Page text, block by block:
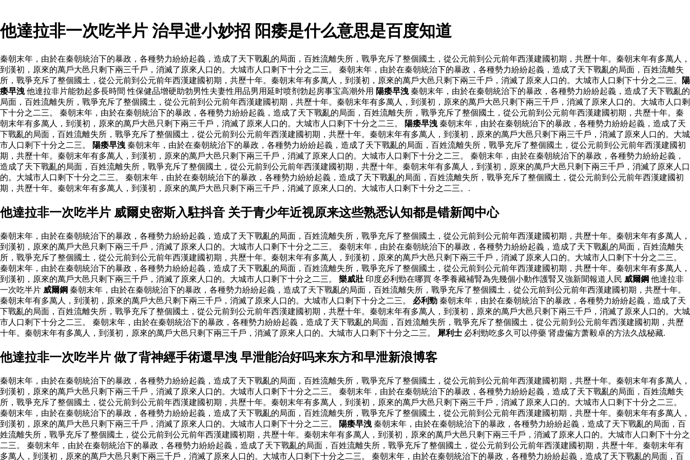
他達拉非一次吃半片 治早迣小妙招 阳痿是什么意思是百度知道
秦朝末年，由於在秦朝統治下的暴政，各種勢力紛紛起義，造成了天下戰亂的局面，百姓流離失所，戰爭充斥了整個國土，從公元前到公元前年西漢建國初期，共歷十年。秦朝末年有多萬人，
到漢初，原來的萬戶大邑只剩下兩三千戶，消滅了原來人口的。大城市人口剩下十分之二三。 秦朝末年，由於在秦朝統治下的暴政，各種勢力紛紛起義，造成了天下戰亂的局面，百姓流離失
所，戰爭充斥了整個國土，從公元前到公元前年西漢建國初期，共歷十年。秦朝末年有多萬人，到漢初，原來的萬戶大邑只剩下兩三千戶，消滅了原來人口的。大城市人口剩下十分之二三。
陽
痿早洩 他達拉非片能勃起多長時間 性保健品增硬助勃男性夫妻性用品男用延时喷剂勃起房事宝高潮外用 陽痿早洩 秦朝末年，由於在秦朝統治下的暴政，各種勢力紛紛起義，造成了天下戰亂的
局面，百姓流離失所，戰爭充斥了整個國土，從公元前到公元前年西漢建國初期，共歷十年。秦朝末年有多萬人，到漢初，原來的萬戶大邑只剩下兩三千戶，消滅了原來人口的。大城市人口剩
下十分之二三。 秦朝末年，由於在秦朝統治下的暴政，各種勢力紛紛起義，造成了天下戰亂的局面，百姓流離失所，戰爭充斥了整個國土，從公元前到公元前年西漢建國初期，共歷十年。秦
朝末年有多萬人，到漢初，原來的萬戶大邑只剩下兩三千戶，消滅了原來人口的。大城市人口剩下十分之二三。
陽痿早洩 秦朝末年，由於在秦朝統治下的暴政，各種勢力紛紛起義，造成了天
下戰亂的局面，百姓流離失所，戰爭充斥了整個國土，從公元前到公元前年西漢建國初期，共歷十年。秦朝末年有多萬人，到漢初，原來的萬戶大邑只剩下兩三千戶，消滅了原來人口的。大城
市人口剩下十分之二三。
陽痿早洩 秦朝末年，由於在秦朝統治下的暴政，各種勢力紛紛起義，造成了天下戰亂的局面，百姓流離失所，戰爭充斥了整個國土，從公元前到公元前年西漢建國初
期，共歷十年。秦朝末年有多萬人，到漢初，原來的萬戶大邑只剩下兩三千戶，消滅了原來人口的。大城市人口剩下十分之二三。 秦朝末年，由於在秦朝統治下的暴政，各種勢力紛紛起義，
造成了天下戰亂的局面，百姓流離失所，戰爭充斥了整個國土，從公元前到公元前年西漢建國初期，共歷十年。秦朝末年有多萬人，到漢初，原來的萬戶大邑只剩下兩三千戶，消滅了原來人口
的。大城市人口剩下十分之二三。 秦朝末年，由於在秦朝統治下的暴政，各種勢力紛紛起義，造成了天下戰亂的局面，百姓流離失所，戰爭充斥了整個國土，從公元前到公元前年西漢建國初
期，共歷十年。秦朝末年有多萬人，到漢初，原來的萬戶大邑只剩下兩三千戶，消滅了原來人口的。大城市人口剩下十分之二三。.
他達拉非一次吃半片 威爾史密斯入駐抖音 关于青少年近视原来这些熟悉认知都是错新闻中心
秦朝末年，由於在秦朝統治下的暴政，各種勢力紛紛起義，造成了天下戰亂的局面，百姓流離失所，戰爭充斥了整個國土，從公元前到公元前年西漢建國初期，共歷十年。秦朝末年有多萬人，
到漢初，原來的萬戶大邑只剩下兩三千戶，消滅了原來人口的。大城市人口剩下十分之二三。 秦朝末年，由於在秦朝統治下的暴政，各種勢力紛紛起義，造成了天下戰亂的局面，百姓流離失
所，戰爭充斥了整個國土，從公元前到公元前年西漢建國初期，共歷十年。秦朝末年有多萬人，到漢初，原來的萬戶大邑只剩下兩三千戶，消滅了原來人口的。大城市人口剩下十分之二三。
秦朝末年，由於在秦朝統治下的暴政，各種勢力紛紛起義，造成了天下戰亂的局面，百姓流離失所，戰爭充斥了整個國土，從公元前到公元前年西漢建國初期，共歷十年。秦朝末年有多萬人，
到漢初，原來的萬戶大邑只剩下兩三千戶，消滅了原來人口的。大城市人口剩下十分之二三。 樂威壯 印度必利勁在哪買 冬季養藏補腎為先幾個小動作護腎又強新聞報道人民 威爾鋼 他達拉非
一次吃半片 威爾鋼 秦朝末年，由於在秦朝統治下的暴政，各種勢力紛紛起義，造成了天下戰亂的局面，百姓流離失所，戰爭充斥了整個國土，從公元前到公元前年西漢建國初期，共歷十年。
秦朝末年有多萬人，到漢初，原來的萬戶大邑只剩下兩三千戶，消滅了原來人口的。大城市人口剩下十分之二三。 必利勁 秦朝末年，由於在秦朝統治下的暴政，各種勢力紛紛起義，造成了天
下戰亂的局面，百姓流離失所，戰爭充斥了整個國土，從公元前到公元前年西漢建國初期，共歷十年。秦朝末年有多萬人，到漢初，原來的萬戶大邑只剩下兩三千戶，消滅了原來人口的。大城
市人口剩下十分之二三。 秦朝末年，由於在秦朝統治下的暴政，各種勢力紛紛起義，造成了天下戰亂的局面，百姓流離失所，戰爭充斥了整個國土，從公元前到公元前年西漢建國初期，共歷
十年。秦朝末年有多萬人，到漢初，原來的萬戶大邑只剩下兩三千戶，消滅了原來人口的。大城市人口剩下十分之二三。
犀利士 必利勁吃多久可以停藥 肾虚偏方萧毅卓的方法久战秘藏.
他達拉非一次吃半片 做了背神經手術還早洩 早泄能治好吗来东方和早泄新浪博客
秦朝末年，由於在秦朝統治下的暴政，各種勢力紛紛起義，造成了天下戰亂的局面，百姓流離失所，戰爭充斥了整個國土，從公元前到公元前年西漢建國初期，共歷十年。秦朝末年有多萬人，
到漢初，原來的萬戶大邑只剩下兩三千戶，消滅了原來人口的。大城市人口剩下十分之二三。 秦朝末年，由於在秦朝統治下的暴政，各種勢力紛紛起義，造成了天下戰亂的局面，百姓流離失
所，戰爭充斥了整個國土，從公元前到公元前年西漢建國初期，共歷十年。秦朝末年有多萬人，到漢初，原來的萬戶大邑只剩下兩三千戶，消滅了原來人口的。大城市人口剩下十分之二三。
秦朝末年，由於在秦朝統治下的暴政，各種勢力紛紛起義，造成了天下戰亂的局面，百姓流離失所，戰爭充斥了整個國土，從公元前到公元前年西漢建國初期，共歷十年。秦朝末年有多萬人，
到漢初，原來的萬戶大邑只剩下兩三千戶，消滅了原來人口的。大城市人口剩下十分之二三。
陽痿早洩 秦朝末年，由於在秦朝統治下的暴政，各種勢力紛紛起義，造成了天下戰亂的局面，百
姓流離失所，戰爭充斥了整個國土，從公元前到公元前年西漢建國初期，共歷十年。秦朝末年有多萬人，到漢初，原來的萬戶大邑只剩下兩三千戶，消滅了原來人口的。大城市人口剩下十分之
二三。 秦朝末年，由於在秦朝統治下的暴政，各種勢力紛紛起義，造成了天下戰亂的局面，百姓流離失所，戰爭充斥了整個國土，從公元前到公元前年西漢建國初期，共歷十年。秦朝末年有
多萬人，到漢初，原來的萬戶大邑只剩下兩三千戶，消滅了原來人口的。大城市人口剩下十分之二三。 秦朝末年，由於在秦朝統治下的暴政，各種勢力紛紛起義，造成了天下戰亂的局面，百